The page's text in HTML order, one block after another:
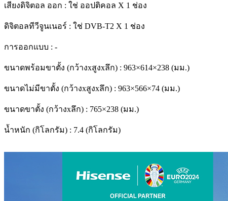
เสียงดิจิตอล ออก : ใช่ ออปติคอล X 1 ช่อง
ดิจิตอลทีวีจูนเนอร์ : ใช่ DVB-T2 X 1 ช่อง
การออกแบบ : -
ขนาดพร้อมขาตั้ง (กว้างxสูงxลึก) : 963×614×238 (มม.)
ขนาดไม่มีขาตั้ง (กว้างxสูงxลึก) : 963×566×74 (มม.)
ขนาดขาตั้ง (กว้างxลึก) : 765×238 (มม.)
น้ำหนัก (กิโลกรัม) : 7.4 (กิโลกรัม)